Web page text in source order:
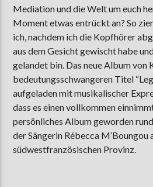
Mediation und die Welt um euch
Moment etwas entrückt an? So
ich, nachdem ich die Kopfhörer
aus dem Gesicht gewischt habe
gelandet bin. Das neue Album von
bedeutungsschwangeren Titel
aufgeladen mit musikalischer
dass es einen vollkommen
persönliches Album geworden
der Sängerin Rébecca M’Boungou
südwestfranzösischen Provinz.